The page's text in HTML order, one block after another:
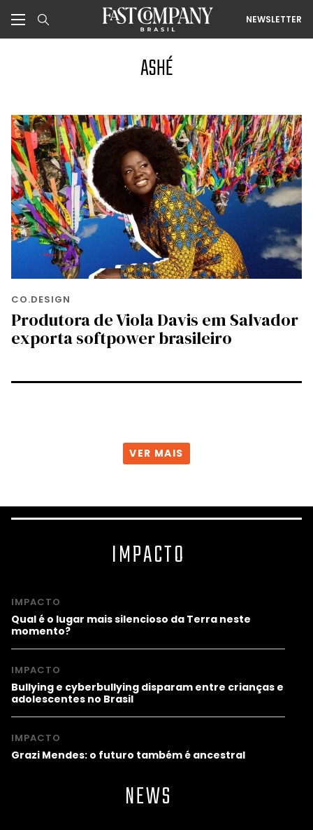
NEWSLETTER
ASHÉ
CO.DESIGN
Produtora de Viola Davis em Salvador
exporta softpower brasileiro
VER MAIS
IMPACTO
IMPACTO
Qual é o lugar mais silencioso da Terra neste
momento?
IMPACTO
Bullying e cyberbullying disparam entre crianças e
adolescentes no Brasil
IMPACTO
Grazi Mendes: o futuro também é ancestral
NEWS